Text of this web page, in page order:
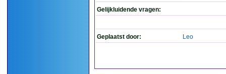
Gelijkluidende vragen:
Geplaatst door: Leo